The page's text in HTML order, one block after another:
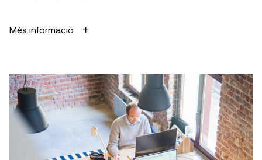
Més informació